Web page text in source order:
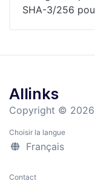
SHA-3/256
Allinks
Copyright © 2026
Choisir la langue
Français
Contact